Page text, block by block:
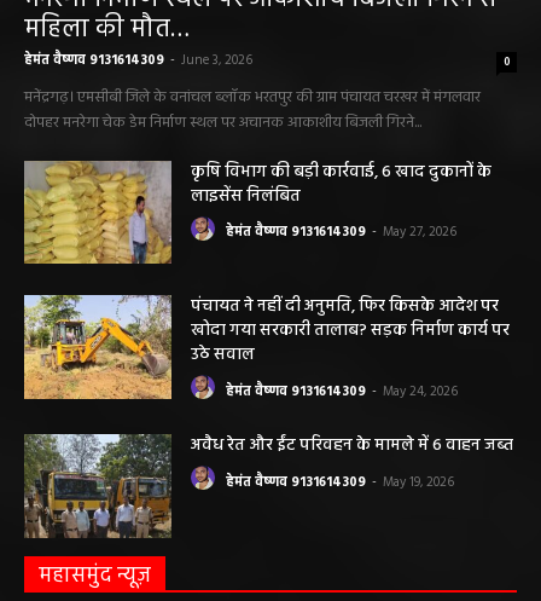
सारंगढ़ न्यूज़
सारंगढ़ बिलाईगढ़ sarangarh bilaigarh
मनरेगा निर्माण स्थल पर आकाशीय बिजली गिरने से
महिला की मौत…